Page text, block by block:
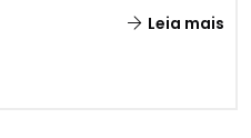
Leia mais